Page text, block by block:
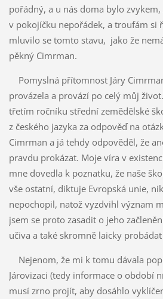
pořádný, a u nás doma bylo
v pokojíčku nepořádek, a troufám si
mluvilo se tomto stavu, jako že
pěkný Cimrman.
Pomyslná přítomnost Járy
provázela a provází po celý můj
třetím ročníku střední zemědělské
z českého jazyka za odpověď na
Cimrman a já tehdy odpověděl, že
pravdu prokázat. Moje víra v
mne dovedla k poznatku, že naše
vše ostatní, diktuje Evropská unie,
nepochopil, natož vyzdvihl význam
jsem se proto zasadit o jeho
učiva a také skromně laicky
Nejenom, že mi k tomu dávala
Járovizaci (tedy informace o období
musí zrno projít, aby dosáhlo